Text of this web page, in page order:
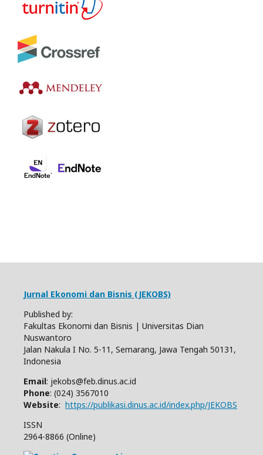
Jurnal Ekonomi dan Bisnis (JEKOBS)
Published by:
Fakultas Ekonomi dan Bisnis | Universitas Dian
Nuswantoro
Jalan Nakula I No. 5-11, Semarang, Jawa Tengah 50131,
Indonesia
Email: jekobs@feb.dinus.ac.id
Phone: (024) 3567010
Website: https://publikasi.dinus.ac.id/index.php/JEKOBS
ISSN
2964-8866 (Online)